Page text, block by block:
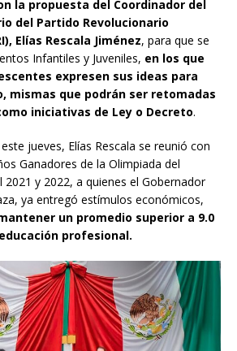
la propuesta del Coordinador del
del Partido Revolucionario
Elías Rescala Jiménez, para que se
Infantiles y Juveniles, en los que
expresen sus ideas para
mismas que podrán ser retomadas
iniciativas de Ley o Decreto.
jueves, Elías Rescala se reunió con
Ganadores de la Olimpiada del
y 2022, a quienes el Gobernador
ya entregó estímulos económicos,
un promedio superior a 9.0
profesional.